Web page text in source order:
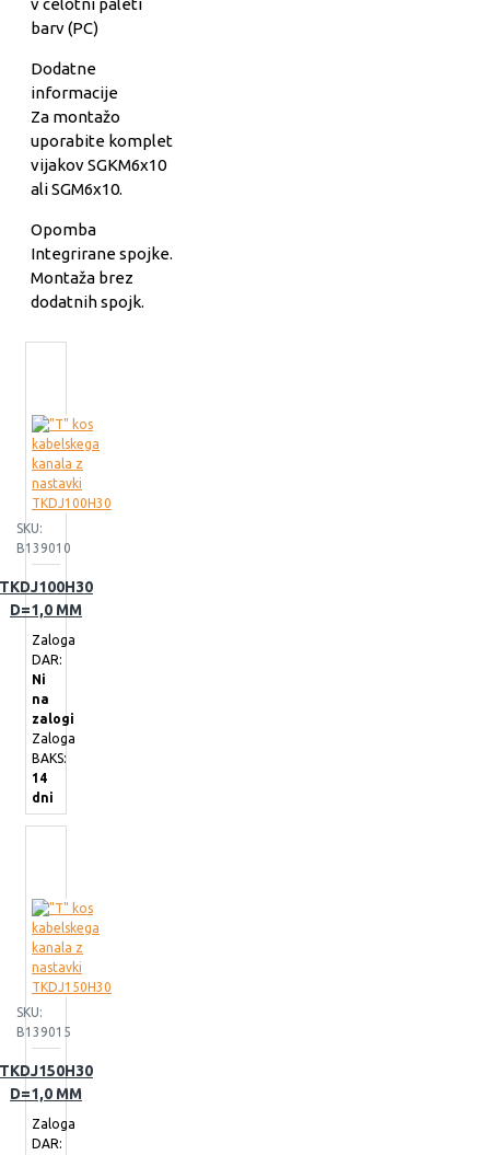
v celotni paleti
barv (PC)
Dodatne
informacije
Za montažo
uporabite komplet
vijakov SGKM6x10
ali SGM6x10.
Opomba
Integrirane spojke.
Montaža brez
dodatnih spojk.
SKU:
B139010
TKDJ100H30
D=1,0 MM
Zaloga
DAR:
Ni
na
zalogi
Zaloga
BAKS:
14
dni
SKU:
B139015
TKDJ150H30
D=1,0 MM
Zaloga
DAR: